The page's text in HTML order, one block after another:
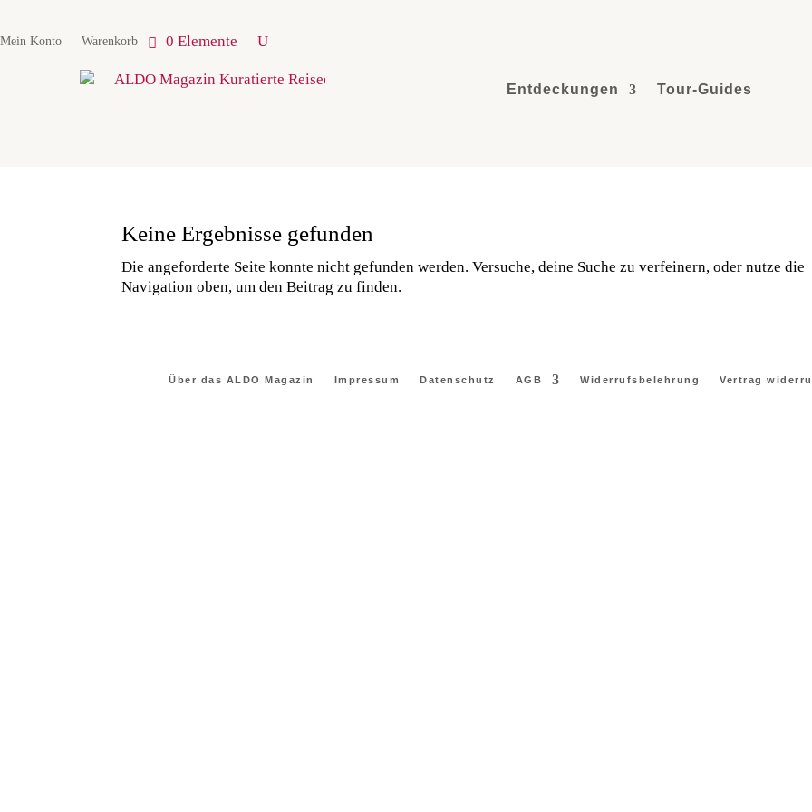
Mein Konto Warenkorb 0 Elemente
Entdeckungen Tour-Guides
Keine Ergebnisse gefunden
Die angeforderte Seite konnte nicht gefunden werden. Versuche, deine Suche zu verfeinern, oder nutze die
Navigation oben, um den Beitrag zu finden.
Über das ALDO Magazin Impressum Datenschutz AGB Widerrufsbelehrung Vertrag